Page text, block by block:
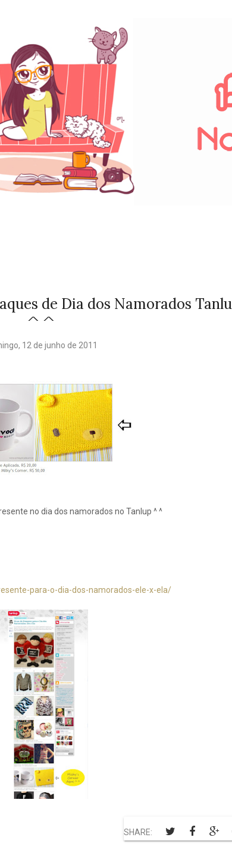
de Dia dos Namorados
^ ^
12 de junho de 2011
no dia dos namorados no Tanlup ^ ^
para-o-dia-dos-namorados-ele-x-ela/
SHARE: